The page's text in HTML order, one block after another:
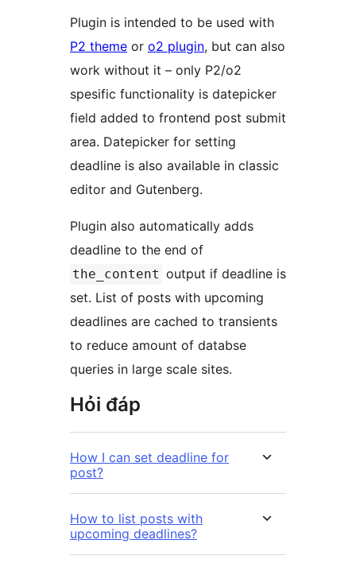
Plugin is intended to be used with
P2 theme or o2 plugin, but can also
work without it – only P2/o2
spesific functionality is datepicker
field added to frontend post submit
area. Datepicker for setting
deadline is also available in classic
editor and Gutenberg.
Plugin also automatically adds
deadline to the end of
the_content output if deadline is
set. List of posts with upcoming
deadlines are cached to transients
to reduce amount of databse
queries in large scale sites.
Hỏi đáp
How I can set deadline for
post?
How to list posts with
upcoming deadlines?